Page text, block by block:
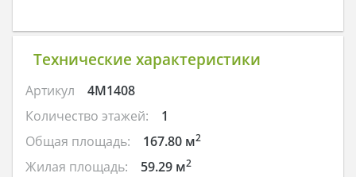
Технические характеристики
Артикул
4M1408
Количество этажей:
1
Общая площадь:
167.80 м2
Жилая площадь: 59.29 м2